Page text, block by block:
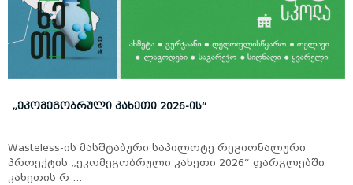
„ᲔᲙᲝᲛᲔᲒᲝᲑᲠᲣᲚᲘ ᲙᲐᲮᲔᲗᲘ 2026-ᲘᲡ“
Wasteless-ის მასშტაბური საპილოტე რეგიონალური
პროექტის „ეკომეგობრული კახეთი 2026“ ფარგლებში
კახეთის რ ...